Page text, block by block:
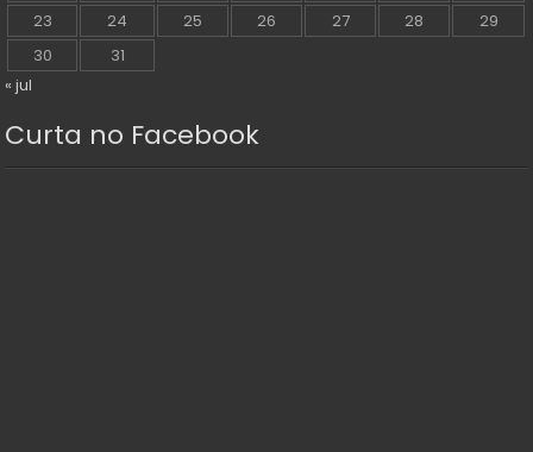
23
24 25 26 27 28
29
30
31
« jul
Curta no Facebook